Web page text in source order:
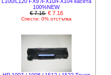
100%NEW
€ 7.16 € 7.16
Спести: 0% отстъпка